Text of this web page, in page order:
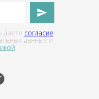
даете согласие
данных и